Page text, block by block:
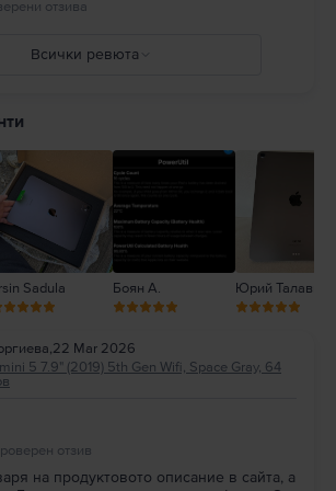
кабели и адаптери както и зареждането в
support.apple.com/ro-
отзива
Всички ревюта
Sadula Боян А. Юрий Талавира
,22 Mar 2026
5 7.9" (2019) 5th Gen Wifi, Space Gray, 64
отзив
на продуктовото описание в сайта, а